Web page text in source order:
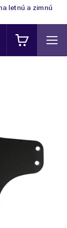
letnú a zimnú